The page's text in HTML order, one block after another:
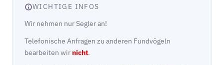
WICHTIGE INFOS
Wir nehmen nur Segler an!
Telefonische Anfragen zu anderen Fundvögeln
bearbeiten wir nicht.